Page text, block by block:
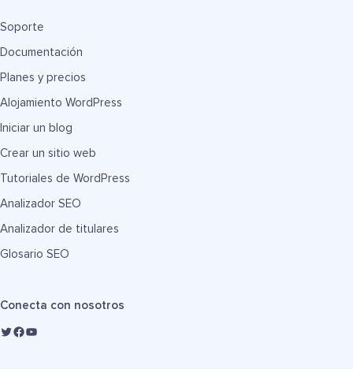
Soporte
Documentación
Planes y precios
Alojamiento WordPress
Iniciar un blog
Crear un sitio web
Tutoriales de WordPress
Analizador SEO
Analizador de titulares
Glosario SEO
Conecta con nosotros